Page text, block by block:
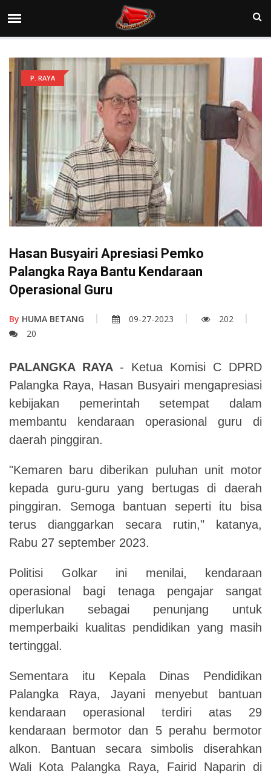
P. RAYA
Hasan Busyairi Apresiasi Pemko
Palangka Raya Bantu Kendaraan
Operasional Guru
By HUMA BETANG 09-27-2023
202
20
PALANGKA RAYA - Ketua Komisi C DPRD
Palangka Raya, Hasan Busyairi mengapresiasi
kebijakan pemerintah setempat dalam
membantu kendaraan operasional guru di
daerah pinggiran.
"Kemaren baru diberikan puluhan unit motor
kepada guru-guru yang bertugas di daerah
pinggiran. Semoga bantuan seperti itu bisa
terus dianggarkan secara rutin," katanya,
Rabu 27 september 2023.
Politisi Golkar ini menilai, kendaraan
operasional bagi tenaga pengajar sangat
diperlukan sebagai penunjang untuk
memperbaiki kualitas pendidikan yang masih
tertinggal.
Sementara itu Kepala Dinas Pendidikan
Palangka Raya, Jayani menyebut bantuan
kendaraan operasional terdiri atas 29
kendaraan bermotor dan 5 perahu bermotor
alkon. Bantuan secara simbolis diserahkan
Wali Kota Palangka Raya, Fairid Naparin di